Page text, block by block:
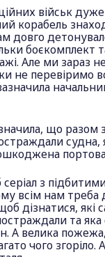
військ
корабель
довго
боєкомплект
Але ми
не перевіримо
що
судна,
серіал з
всім нам треба
дізнатися, які
та
А велика
чого